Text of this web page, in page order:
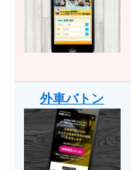
外車バトン